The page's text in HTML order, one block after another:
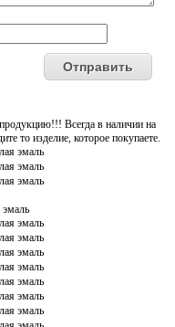
Всегда в наличии на
то изделие, которое покупаете.
эмаль